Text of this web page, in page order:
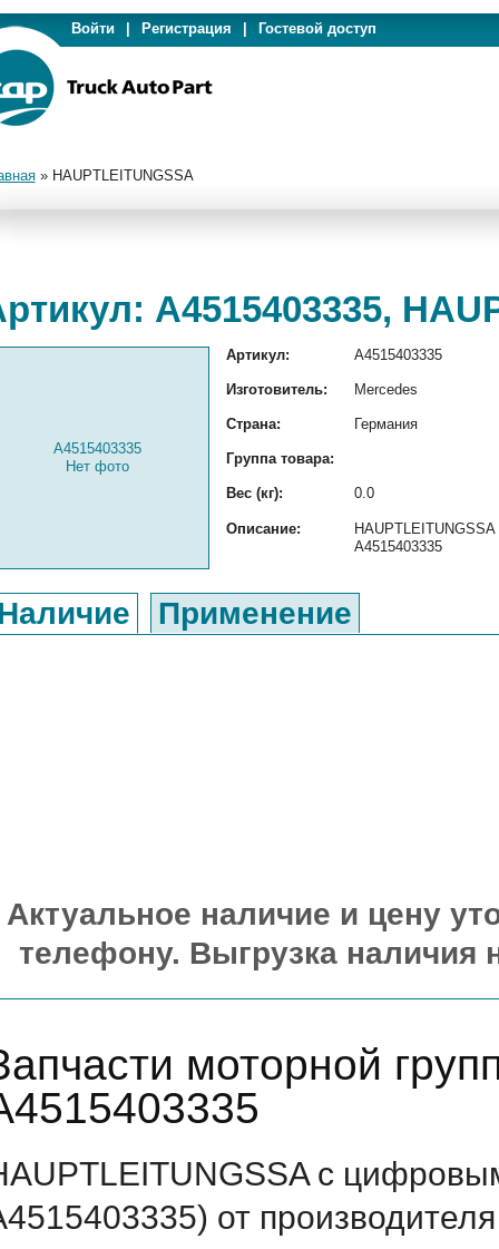
Войти Регистрация Гостевой доступ
» HAUPTLEITUNGSSA
A4515403335,
A4515403335
Нет фото
Артикул: A4515403335
Изготовитель: Mercedes
Страна: Германия
Группа товара:
Вес (кг): 0.0
Описание:
A4515403335
Применение
Актуальное наличие и цену
телефону. Выгрузка наличия
моторной
с
от